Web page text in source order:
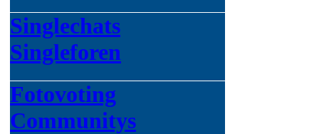
Singlechats
Singleforen
Fotovoting
Communitys